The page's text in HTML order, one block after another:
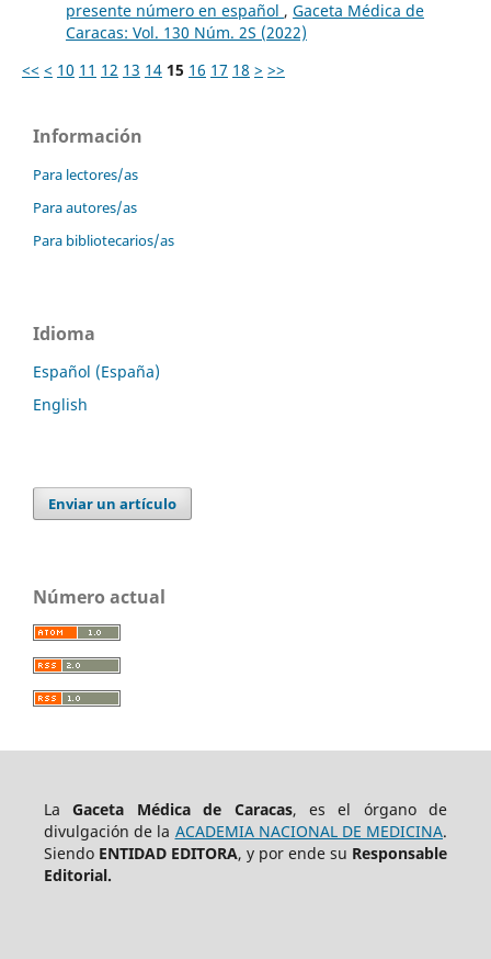
presente número en español , Gaceta Médica de
Caracas: Vol. 130 Núm. 2S (2022)
<< < 10 11 12 13 14 15 16 17 18 > >>
Información
Para lectores/as
Para autores/as
Para bibliotecarios/as
Idioma
Español (España)
English
Enviar un artículo
Número actual
LaGaceta Médica de Caracas, es el órgano de
divulgación de la ACADEMIA NACIONAL DE MEDICINA.
Siendo ENTIDAD EDITORA, y por ende su Responsable
Editorial.